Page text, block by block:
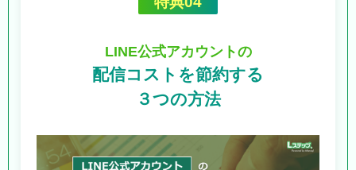
LINE公式アカウントの
配信コストを節約する
３つの方法